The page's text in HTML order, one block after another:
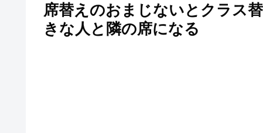
席替えのおまじないとクラス
きな人と隣の席になる